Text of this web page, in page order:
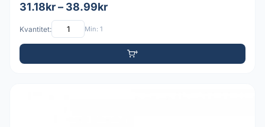
31.18kr – 38.99kr
Kvantitet: Min: 1